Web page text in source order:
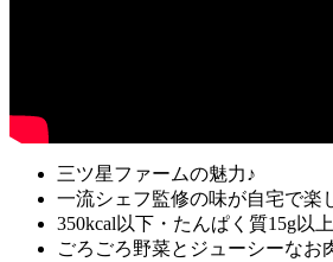
三ツ星ファームの魅力♪
一流シェフ監修の味が自宅で楽
350kcal以下・たんぱく質15g以
ごろごろ野菜とジューシーなお